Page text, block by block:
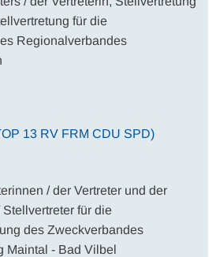
für die
Regionalverbandes
13 RV FRM CDU SPD)
/ der Vertreter und der
für die
des Zweckverbandes
Maintal - Bad Vilbel